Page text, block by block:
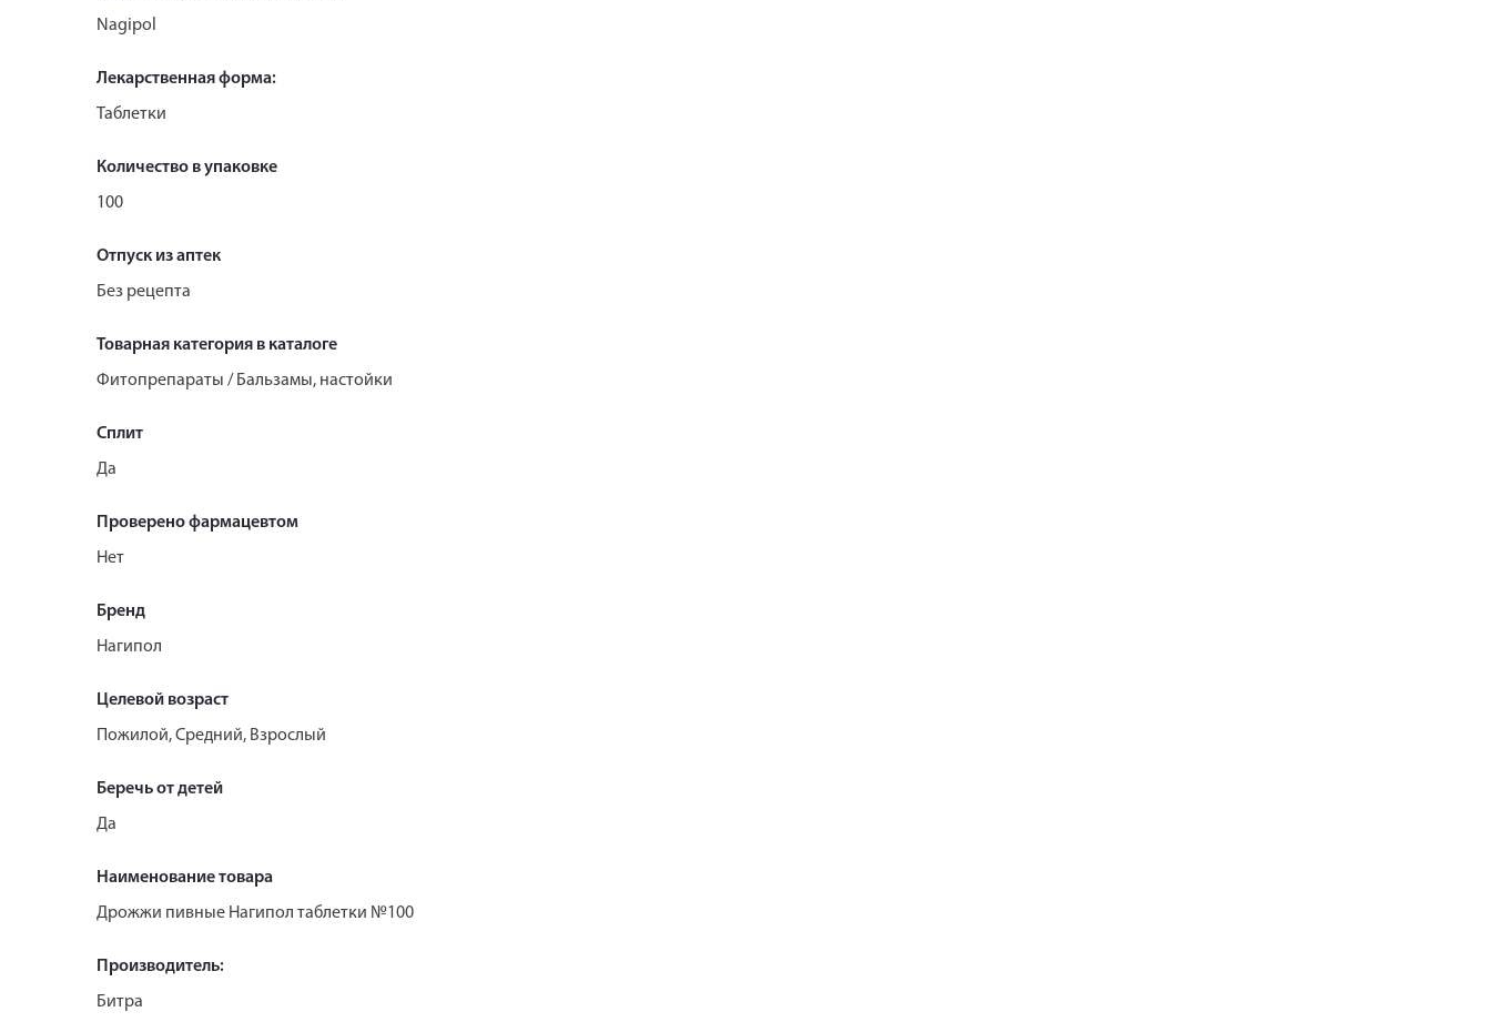
Nagipol
Лекарственная форма:
Таблетки
Количество в упаковке
100
Отпуск из аптек
Без рецепта
Товарная категория в каталоге
Фитопрепараты / Бальзамы, настойки
Сплит
Да
Проверено фармацевтом
Нет
Бренд
Нагипол
Целевой возраст
Пожилой, Средний, Взрослый
Беречь от детей
Да
Наименование товара
Дрожжи пивные Нагипол таблетки №100
Производитель:
Битра